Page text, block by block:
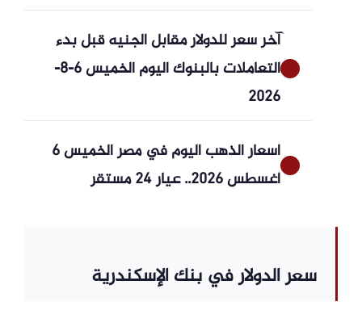
آخر سعر للدولار مقابل الجنيه قبل بدء
التعاملات بالبنوك اليوم الخميس 6-8-
2026
أسعار الذهب اليوم في مصر الخميس 6
أغسطس 2026.. عيار 24 مستقر
سعر الدولار في بنك الإسكندرية